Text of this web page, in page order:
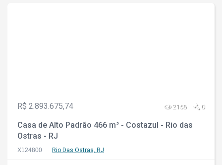
R$ 2.893.675,74 2156 0
Casa de Alto Padrão 466 m² - Costazul - Rio das
Ostras - RJ
X124800 Rio Das Ostras, RJ